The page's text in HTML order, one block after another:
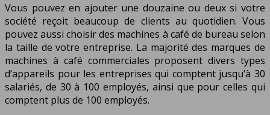
Vous pouvez en ajouter une douzaine ou deux si votre
société reçoit beaucoup de clients au quotidien. Vous
pouvez aussi choisir des machines à café de bureau selon
la taille de votre entreprise. La majorité des marques de
machines à café commerciales proposent divers types
d’appareils pour les entreprises qui comptent jusqu’à 30
salariés, de 30 à 100 employés, ainsi que pour celles qui
comptent plus de 100 employés.